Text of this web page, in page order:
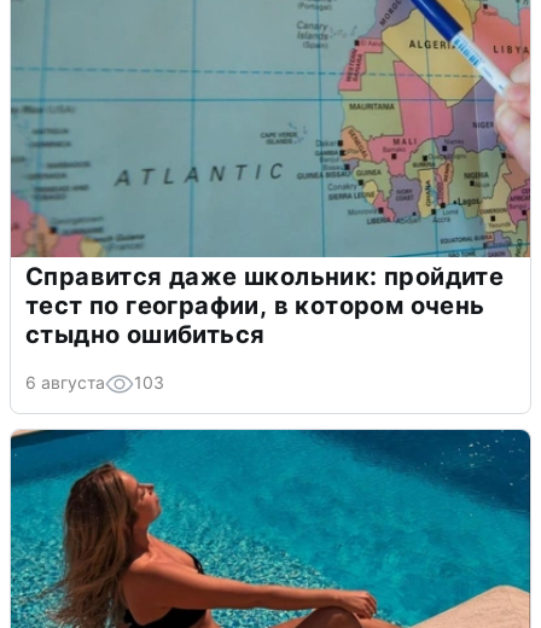
Справится даже школьник: пройдите
тест по географии, в котором очень
стыдно ошибиться
6 августа 103